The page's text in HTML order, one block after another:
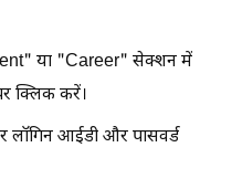
या "Career" सेक्शन में
क्लिक करें।
लॉगिन आईडी और पासवर्ड